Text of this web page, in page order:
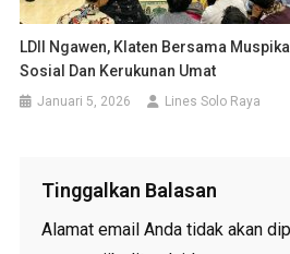
LDII Ngawen, Klaten Bersama
Sosial Dan Kerukunan Umat
Januari 5, 2026 Lines Solo Raya
Tinggalkan Balasan
Alamat email Anda tidak akan